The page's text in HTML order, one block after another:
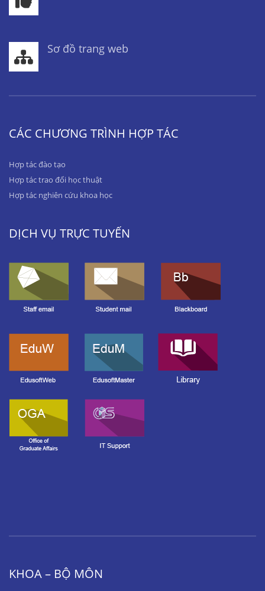
Sơ đồ trang web
CÁC CHƯƠNG TRÌNH HỢP TÁC
Hợp tác đào tạo
Hợp tác trao đổi học thuật
Hợp tác nghiên cứu khoa học
DỊCH VỤ TRỰC TUYẾN
KHOA – BỘ MÔN